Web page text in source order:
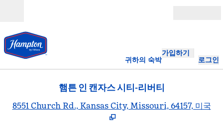
귀하의 숙박
가입하기
로그인
햄튼 인 캔자스 시티-리버티
8551 Church Rd., Kansas City, Missouri, 64157, 미국